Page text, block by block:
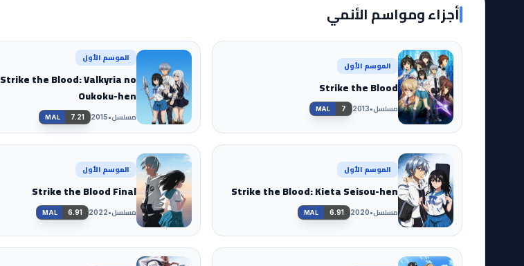
أجزاء ومواسم الأنمي
الموسم الأول
Strike the Blood
مسلسل•
2013
MAL 7
الموسم الأول
Strike the Blood: Valkyria no
Oukoku-hen
مسلسل•
2015
MAL 7.21
الموسم الأول
Strike the Blood: Kieta Seisou-hen
مسلسل•
2020
MAL 6.91
الموسم الأول
Strike the Blood Final
مسلسل•
2022
MAL 6.91